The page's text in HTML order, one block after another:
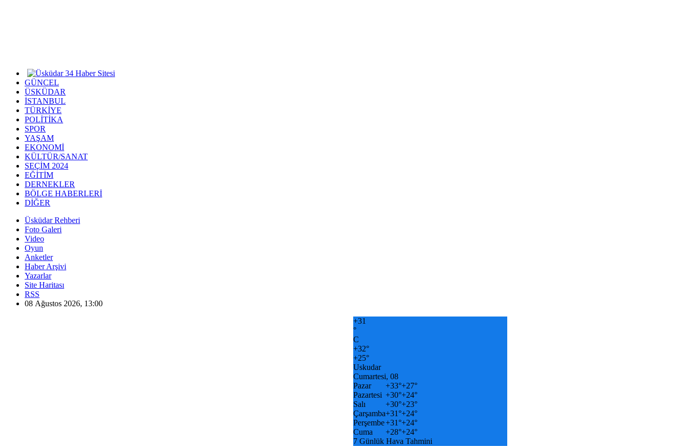
GÜNCEL
ÜSKÜDAR
İSTANBUL
TÜRKİYE
POLİTİKA
SPOR
YAŞAM
EKONOMİ
KÜLTÜR/SANAT
SEÇİM 2024
EĞİTİM
DERNEKLER
BÖLGE HABERLERİ
DİĞER
Üsküdar Rehberi
Foto Galeri
Video
Oyun
Anketler
Haber Arşivi
Yazarlar
Site Haritası
RSS
08 Ağustos 2026, 13:00
+31
°
C
+32°
+25°
Uskudar
Cumartesi, 08
Pazar
+33°+27°
Pazartesi +30°+24°
Salı
+30°+23°
Çarşamba+31°+24°
Perşembe+31°+24°
Cuma
+28°+24°
7 Günlük Hava Tahmini